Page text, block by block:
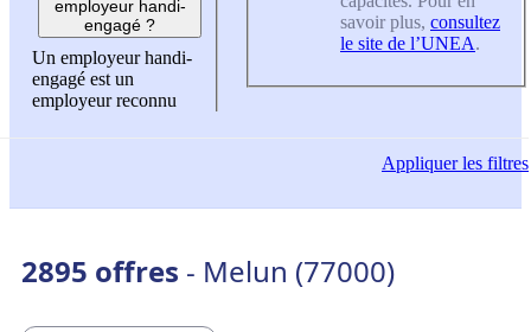
employeur handi-
engagé ?
Un employeur handi-
engagé est un
employeur reconnu
savoir plus, consultez
le site de l’UNEA.
Appliquerles filtres
2895 offres - Melun (77000)